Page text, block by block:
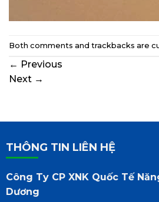
Both comments and trackbacks are
← Previous
Next →
THÔNG TIN LIÊN HỆ
Công Ty CP XNK Quốc Tế
Dương